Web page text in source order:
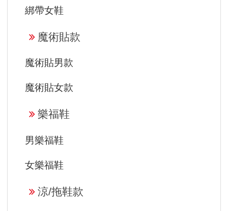
綁帶女鞋
魔術貼款
魔術貼男款
魔術貼女款
樂福鞋
男樂福鞋
女樂福鞋
涼/拖鞋款